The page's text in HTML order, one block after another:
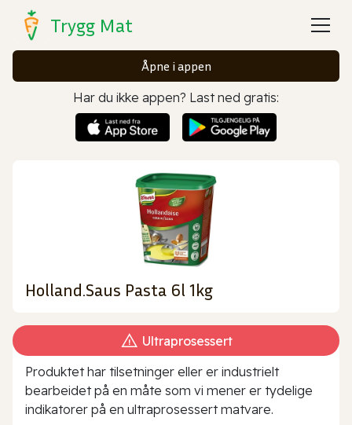
Trygg Mat
Åpne i appen
Har du ikke appen? Last ned gratis:
Holland.Saus Pasta 6l 1kg
Ultraprosessert
Produktet har tilsetninger eller er industrielt
bearbeidet på en måte som vi mener er tydelige
indikatorer på en ultraprosessert matvare.